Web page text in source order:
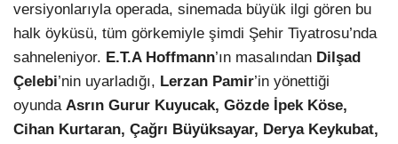
versiyonlarıyla operada, sinemada büyük ilgi gören bu
halk öyküsü, tüm görkemiyle şimdi Şehir Tiyatrosu’nda
sahneleniyor. E.T.A Hoffmann’ın masalından Dilşad
Çelebi’nin uyarladığı, Lerzan Pamir’in yönettiği
oyunda Asrın Gurur Kuyucak, Gözde İpek Köse,
Cihan Kurtaran, Çağrı Büyüksayar, Derya Keykubat,